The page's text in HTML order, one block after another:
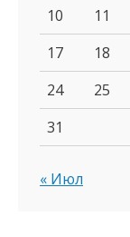
10
11
17
18
24
25
31
« Июл